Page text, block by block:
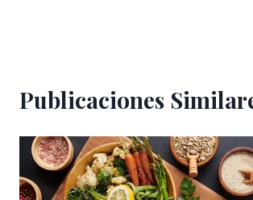
Publicaciones